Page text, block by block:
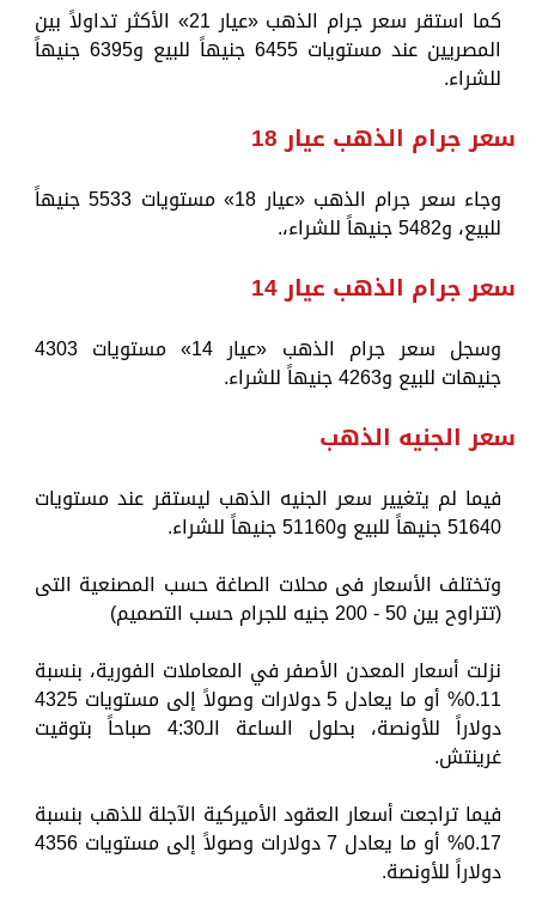
كما استقر سعر جرام الذهب «عيار 21» الأكثر تداولاً بين
المصريين عند مستويات 6455 جنيهاً للبيع و6395 جنيهاً
للشراء.
سعر جرام الذهب عيار 18
وجاء سعر جرام الذهب «عيار 18» مستويات 5533 جنيهاً
للبيع، و5482 جنيهاً للشراء،.
سعر جرام الذهب عيار 14
وسجل سعر جرام الذهب «عيار 14» مستويات 4303
جنيهات للبيع و4263 جنيهاً للشراء.
سعر الجنيه الذهب
فيما لم يتغيير سعر الجنيه الذهب ليستقر عند مستويات
51640 جنيهاً للبيع و51160 جنيهاً للشراء.
وتختلف الأسعار فى محلات الصاغة حسب المصنعية التى
(تتراوح بين 50 - 200 جنيه للجرام حسب التصميم)
نزلت أسعار المعدن الأصفر في المعاملات الفورية، بنسبة
0.11% أو ما يعادل 5 دولارات وصولاً إلى مستويات 4325
دولاراً للأونصة، بحلول الساعة الـ4:30 صباحاً بتوقيت
غرينتش.
فيما تراجعت أسعار العقود الأميركية الآجلة للذهب بنسبة
0.17% أو ما يعادل 7 دولارات وصولاً إلى مستويات 4356
دولاراً للأونصة.